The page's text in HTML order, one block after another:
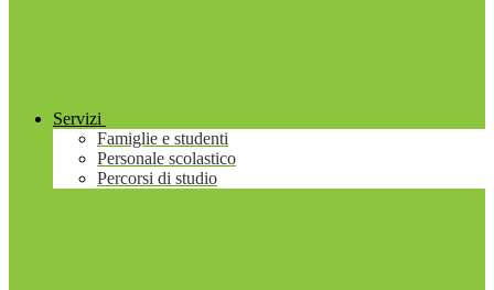
Servizi
Famiglie e studenti
Personale scolastico
Percorsi di studio